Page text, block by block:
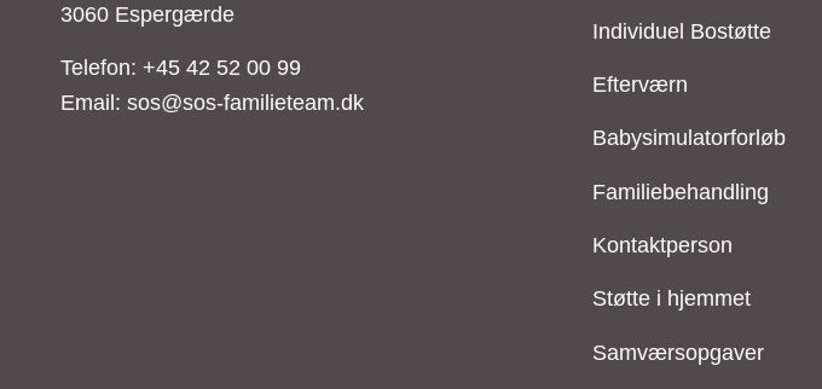
3060 Espergærde
Telefon: +45 42 52 00 99
Email: sos@sos-familieteam.dk
Individuel Bostøtte
Efterværn
Babysimulatorforløb
Familiebehandling
Kontaktperson
Støtte i hjemmet
Samværsopgaver